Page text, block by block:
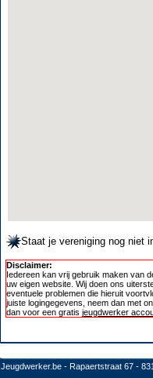
Staat je vereniging nog niet
Disclaimer:
Iedereen kan vrij gebruik maken van
uw eigen website. Wij doen ons
eventuele problemen die hieruit
juiste logingegevens, neem dan met
dan voor een gratis jeugdwerker
Jeugdwerker.be - Rapaertstraat 67 -